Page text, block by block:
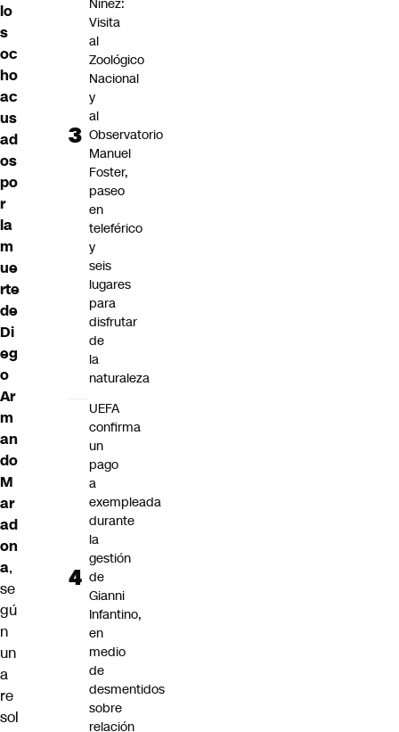
lo
s
oc
ho
ac
us
ad
os
po
r
la
m
ue
rte
de
Di
eg
o
Ar
m
an
do
M
ar
ad
on
a,
se
gú
n
un
a
re
sol
Niñez:
Visita
al
Zoológico
Nacional
y
al
Observatorio
Manuel
Foster,
paseo
en
teleférico
y
seis
lugares
para
disfrutar
de
la
naturaleza
UEFA
confirma
un
pago
a
exempleada
durante
la
gestión
de
Gianni
Infantino,
en
medio
de
desmentidos
sobre
relación